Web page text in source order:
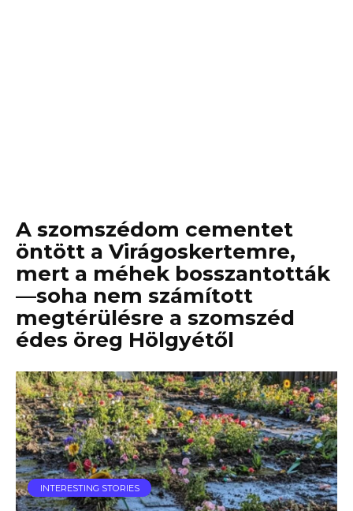
A szomszédom cementet
öntött a Virágoskertemre,
mert a méhek bosszantották
—soha nem számított
megtérülésre a szomszéd
édes öreg Hölgyétől
INTERESTING STORIES